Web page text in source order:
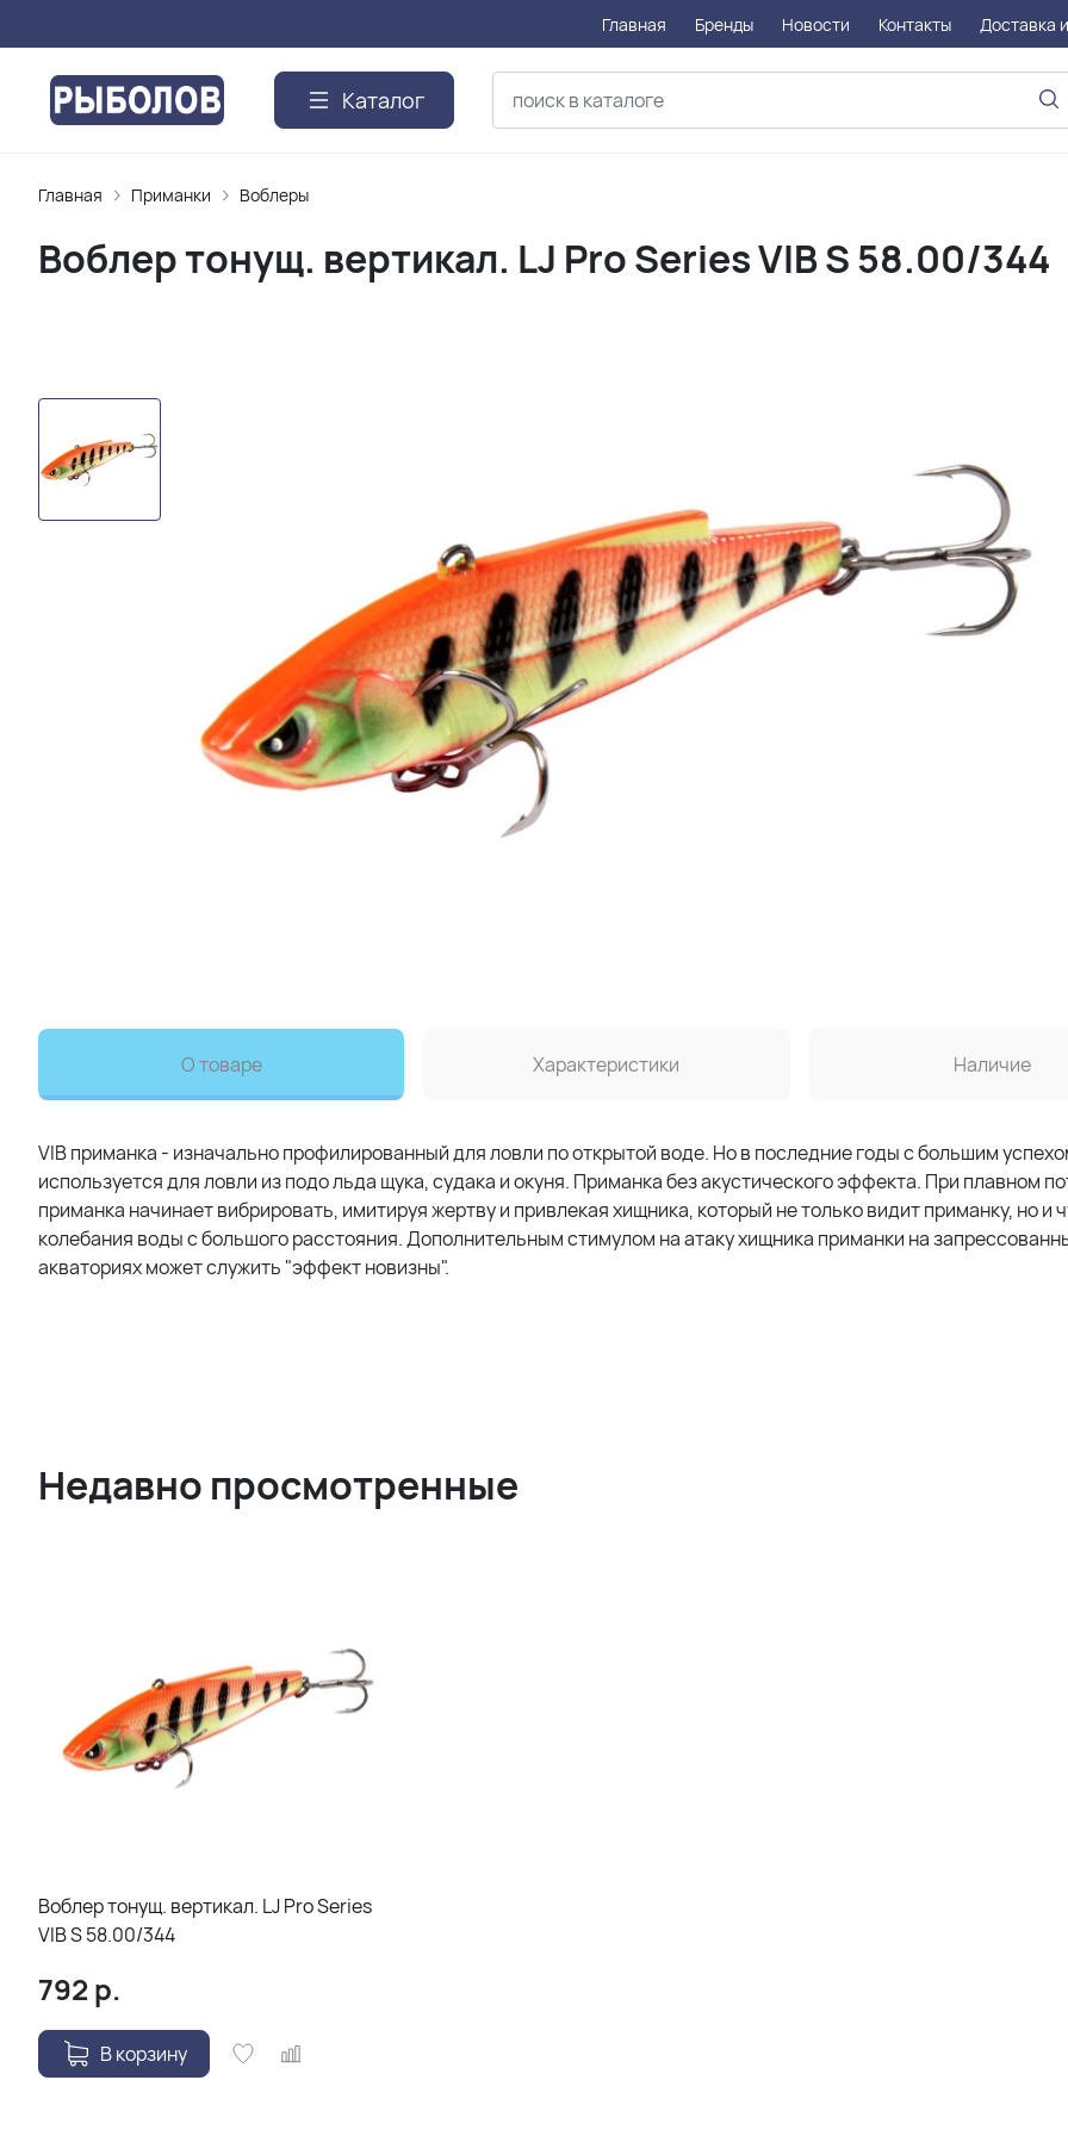
Главная Бренды Новости Контакты Доставка
Каталог
Главная Приманки Воблеры
Воблер тонущ. вертикал. LJ Pro Series VIB S 58.00/344
О товаре Характеристики Наличие
VIB приманка - изначально профилированный для ловли по открытой воде. Но в последние годы с большим
используется для ловли из подо льда щука, судака и окуня. Приманка без акустического эффекта. При плавном
приманка начинает вибрировать, имитируя жертву и привлекая хищника, который не только видит приманку, но и
колебания воды с большого расстояния. Дополнительным стимулом на атаку хищника приманки на
акваториях может служить "эффект новизны".
Недавно просмотренные
Воблер тонущ. вертикал. LJ Pro Series
VIB S 58.00/344
792 р.
В корзину